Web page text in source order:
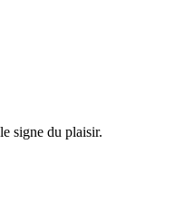
signe du plaisir.